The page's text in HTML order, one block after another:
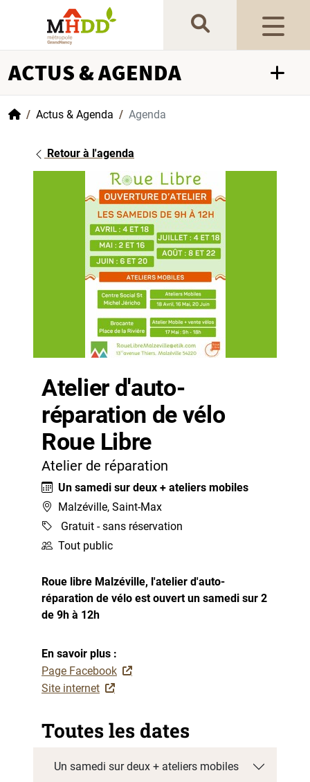
Gestion de vos préférences sur les cookies
ACTUS & AGENDA
AccueilActus & Agenda Agenda
Retour à l'agenda
Atelier d'auto-
réparation de vélo
Roue Libre
Atelier de réparation
Un samedi sur deux + ateliers mobiles
Malzéville, Saint-Max
Gratuit - sans réservation
Tout public
Roue libre Malzéville, l'atelier d'auto-
réparation de vélo est ouvert un samedi sur 2
de 9h à 12h
En savoir plus :
Page Facebook
Site internet
Toutes les dates
Un samedi sur deux + ateliers mobiles